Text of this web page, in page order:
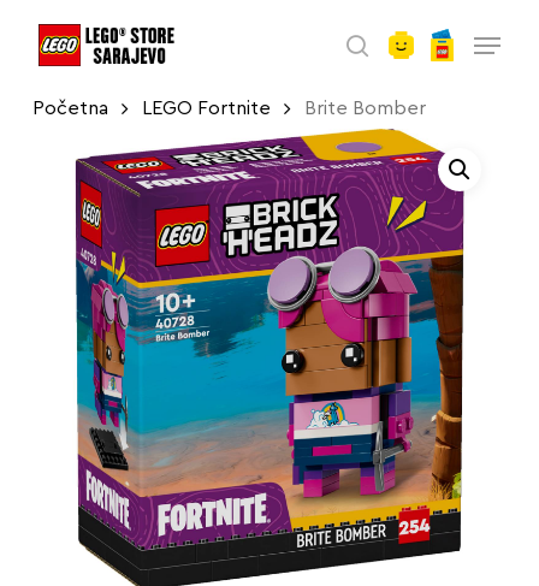
search
Početna LEGO Fortnite Brite Bomber